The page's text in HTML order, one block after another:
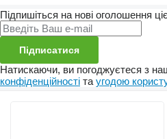
Підпишіться на нові оголошення
Підписатися
Натискаючи, ви погоджуєтеся з
конфіденційності та угодою